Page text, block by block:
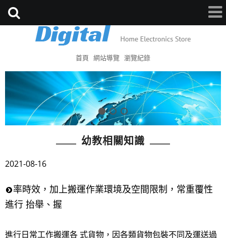
首頁 網站導覽 瀏覽紀錄
幼教相關知識
2021-08-16
率時效，加上搬運作業環境及空間限制，常重覆性
進行 抬舉、握
進行日常工作搬運各 式貨物，因各類貨物包裝不同及運送過